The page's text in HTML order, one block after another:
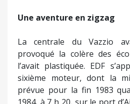
Une aventure en zigzag
La centrale du Vazzio
provoqué la colère des
l’avait plastiquée. EDF
sixième moteur, dont la
prévue pour la fin 1983